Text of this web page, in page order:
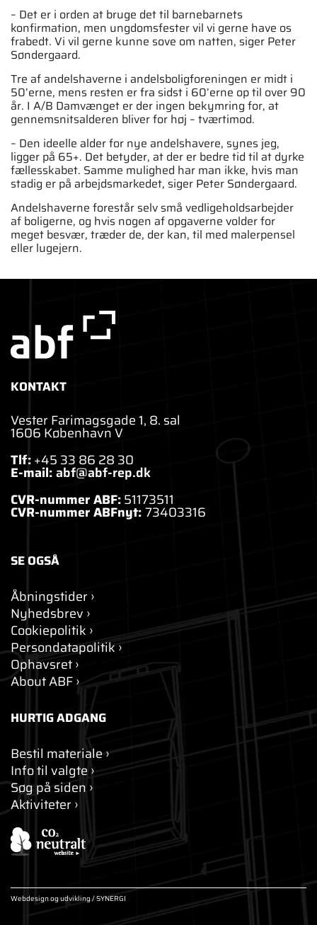
– Det er i orden at bruge det til barnebarnets
konfirmation, men ungdomsfester vil vi gerne have os
frabedt. Vi vil gerne kunne sove om natten, siger Peter
Søndergaard.
Tre af andelshaverne i andelsboligforenin­gen er midt i
50’erne, mens resten er fra sidst i 60’erne op til over 90
år. I A/B Damvænget er der ingen bekymring for, at
gennemsnitsalde­ren bliver for høj – tværtimod.
– Den ideelle alder for nye andelshavere, synes jeg,
ligger på 65+. Det betyder, at der er bedre tid til at dyrke
fællesskabet. Samme mulighed har man ikke, hvis man
stadig er på arbejdsmarkedet, siger Peter Søndergaard.
Andelshaverne forestår selv små vedlige­holdsarbejder
af boligerne, og hvis nogen af opgaverne volder for
meget besvær, træder de, der kan, til med malerpensel
eller lugejern.
KONTAKT
Vester Farimagsgade 1, 8. sal
1606 København V
Tlf:+45 33 86 28 30
E-mail:abf@abf-rep.dk
CVR-nummer ABF:51173511
CVR-nummer ABFnyt:73403316
SE OGSÅ
Åbningstider
Nyhedsbrev
Cookiepolitik
Persondatapolitik
Ophavsret
About ABF
HURTIG ADGANG
Bestil materiale
Info til valgte
Søg på siden
Aktiviteter
Webdesign og udvikling / SYNERGI